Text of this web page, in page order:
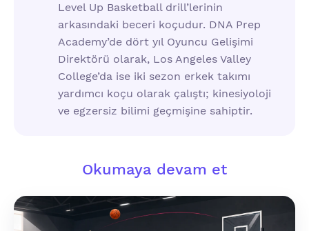
Level Up Basketball drill’lerinin
arkasındaki beceri koçudur. DNA Prep
Academy’de dört yıl Oyuncu Gelişimi
Direktörü olarak, Los Angeles Valley
College’da ise iki sezon erkek takımı
yardımcı koçu olarak çalıştı; kinesiyoloji
ve egzersiz bilimi geçmişine sahiptir.
Okumaya devam et